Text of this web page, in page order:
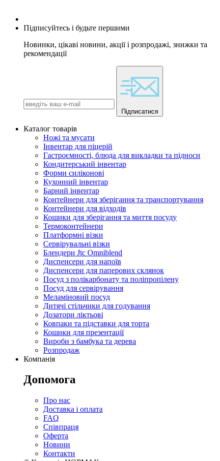
Підписуйтесь і будьте першими
Новинки, цікаві новини, акції і розпродажі, знижки та
рекомендації
Підписатися
Каталог товарів
Ножі та мусати
Інвентар для піцерій
Гастроємності, блюда для викладки та підноси
Кондитерський інвентар
Форми силіконові
Кухонний інвентар
Барний інвентар
Контейнери для зберігання та транспортування
Контейнери для відходів
Кошики для зберігання та миття посуду
Термоконтейнери
Платформні візки
Сервірувальні візки
Блендери Jtc Omniblend
Диспенсери для напоїв
Диспенсери для паперових склянок
Посуд з полікарбонату та поліпропілену
Посуд для сервірування
Меламіновий посуд
Дитячі стільчики для годування
Дозатори ліктьові
Ковпаки та підставки для торта
Кошики для презентації
Вироби з бамбука та дерева
Розпродаж
Компанія
Допомога
Про нас
Доставка і оплата
FAQ
Співпраця
Оферта
Новини
Контакти